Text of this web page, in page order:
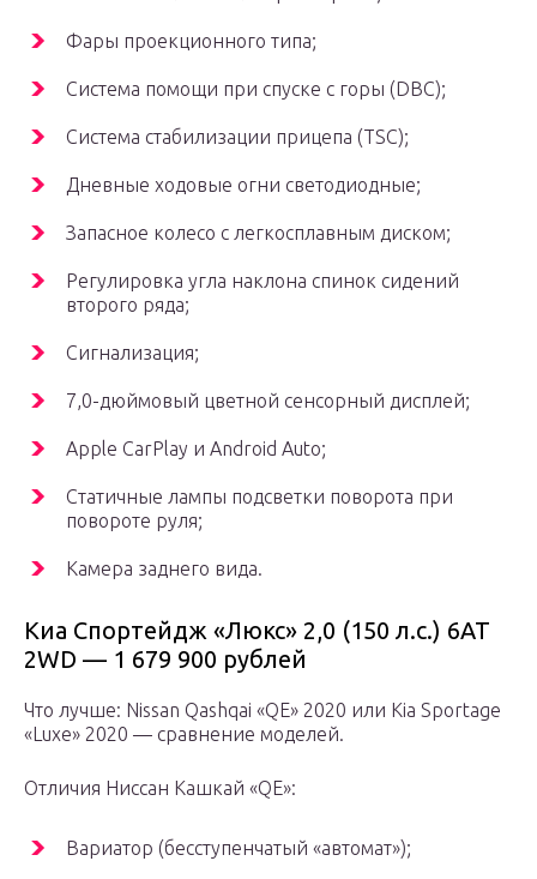
Фары проекционного типа;
Система помощи при спуске с горы (DBC);
Система стабилизации прицепа (TSC);
Дневные ходовые огни светодиодные;
Запасное колесо с легкосплавным диском;
Регулировка угла наклона спинок сидений
второго ряда;
Сигнализация;
7,0-дюймовый цветной сенсорный дисплей;
Apple CarPlay и Android Auto;
Статичные лампы подсветки поворота при
повороте руля;
Камера заднего вида.
Киа Спортейдж «Люкс» 2,0 (150 л.с.) 6АТ
2WD — 1 679 900 рублей
Что лучше: Nissan Qashqai «QE» 2020 или Kia Sportage
«Luxe» 2020 — сравнение моделей.
Отличия Ниссан Кашкай «QE»:
Вариатор (бесступенчатый «автомат»);